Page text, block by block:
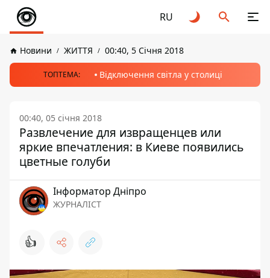
RU
Новини ЖИТТЯ 00:40, 5 Січня 2018
ТОПТЕМА: Відключення світла у столиці
00:40, 05 січня 2018
Развлечение для извращенцев или
яркие впечатления: в Киеве появились
цветные голуби
Інформатор Дніпро
ЖУРНАЛІСТ
👍